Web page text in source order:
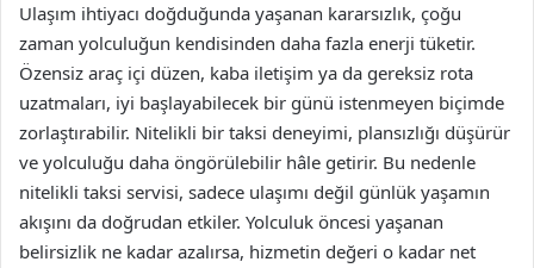
Ulaşım ihtiyacı doğduğunda yaşanan kararsızlık, çoğu
zaman yolculuğun kendisinden daha fazla enerji tüketir.
Özensiz araç içi düzen, kaba iletişim ya da gereksiz rota
uzatmaları, iyi başlayabilecek bir günü istenmeyen biçimde
zorlaştırabilir. Nitelikli bir taksi deneyimi, plansızlığı düşürür
ve yolculuğu daha öngörülebilir hâle getirir. Bu nedenle
nitelikli taksi servisi, sadece ulaşımı değil günlük yaşamın
akışını da doğrudan etkiler. Yolculuk öncesi yaşanan
belirsizlik ne kadar azalırsa, hizmetin değeri o kadar net